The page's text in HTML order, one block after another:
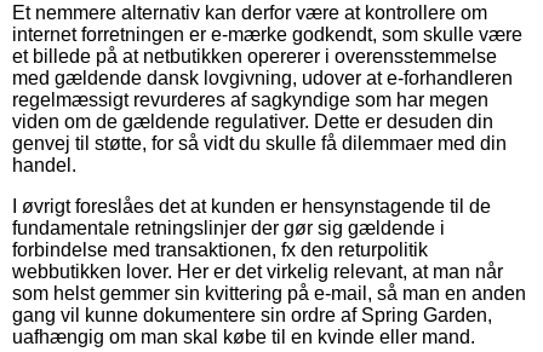
Et nemmere alternativ kan derfor være at kontrollere om
internet forretningen er e-mærke godkendt, som skulle være
et billede på at netbutikken opererer i overensstemmelse
med gældende dansk lovgivning, udover at e-forhandleren
regelmæssigt revurderes af sagkyndige som har megen
viden om de gældende regulativer. Dette er desuden din
genvej til støtte, for så vidt du skulle få dilemmaer med din
handel.
I øvrigt foreslåes det at kunden er hensynstagende til de
fundamentale retningslinjer der gør sig gældende i
forbindelse med transaktionen, fx den returpolitik
webbutikken lover. Her er det virkelig relevant, at man når
som helst gemmer sin kvittering på e-mail, så man en anden
gang vil kunne dokumentere sin ordre af Spring Garden,
uafhængig om man skal købe til en kvinde eller mand.